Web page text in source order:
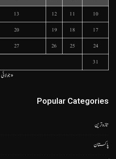
10
11
12
13
17
18
19
20
24
25
26
27
31
« جولائی
Popular Categories
تازہ ترین
پاکستان